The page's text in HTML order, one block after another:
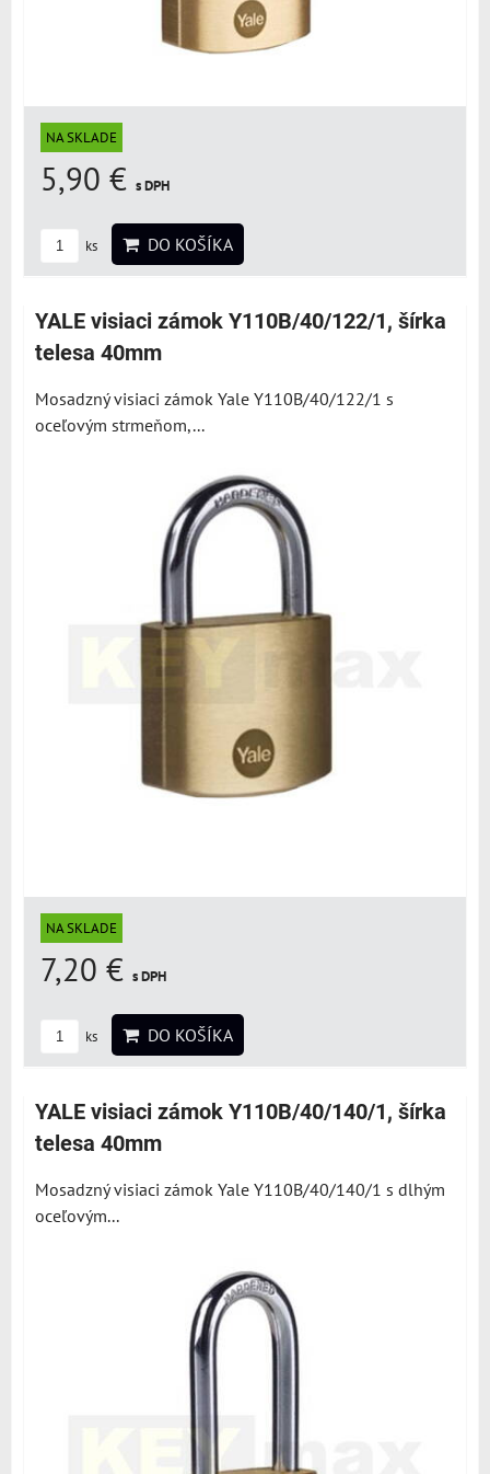
NA SKLADE
5,90 € s DPH
ks DO KOŠÍKA
YALE visiaci zámok Y110B/40/122/1, šírka
telesa 40mm
Mosadzný visiaci zámok Yale Y110B/40/122/1 s
oceľovým strmeňom,...
NA SKLADE
7,20 € s DPH
ks DO KOŠÍKA
YALE visiaci zámok Y110B/40/140/1, šírka
telesa 40mm
Mosadzný visiaci zámok Yale Y110B/40/140/1 s dlhým
oceľovým...